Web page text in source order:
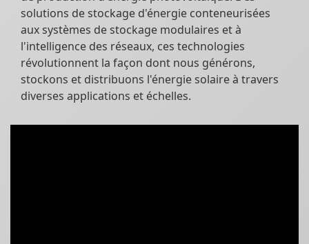
solutions de stockage d'énergie conteneurisées
aux systèmes de stockage modulaires et à
l'intelligence des réseaux, ces technologies
révolutionnent la façon dont nous générons,
stockons et distribuons l'énergie solaire à travers
diverses applications et échelles.